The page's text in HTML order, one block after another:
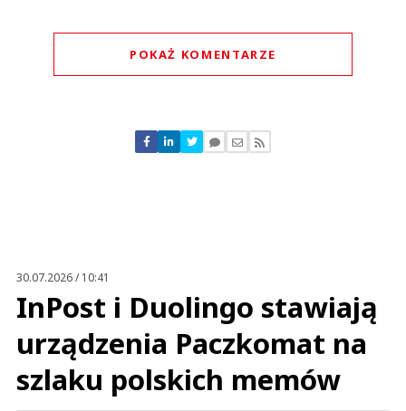
POKAŻ KOMENTARZE
Nie znaleziono komentarzy
Zostaw swoje komentarze
30.07.2026 / 10:41
InPost i Duolingo stawiają
urządzenia Paczkomat na
szlaku polskich memów